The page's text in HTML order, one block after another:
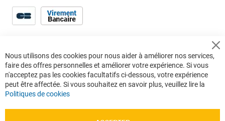
Nous utilisons des cookies pour nous aider à améliorer nos services,
faire des offres personnelles et améliorer votre expérience. Si vous
n'acceptez pas les cookies facultatifs ci-dessous, votre expérience
peut être affectée. Si vous souhaitez en savoir plus, veuillez lire la
Politiques de cookies